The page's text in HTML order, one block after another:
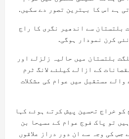
ہے اس کا بہترین تصور دے سکیں.
بلتستان سے اندھیر نگری کا راج
کرن نمودار ہوگی.
بلتستان میں حالیہ زلزلے اور
کے ازالے کیلئے لانگ ٹرم
والے مستقبل میں عوام کی مشکلات
خراج تحسین پیش کرتے ہوئے کہا
تو پاک فوج عوام کے مسیحا بن
جس کی وجہ سے ان دور دراز علاقوں